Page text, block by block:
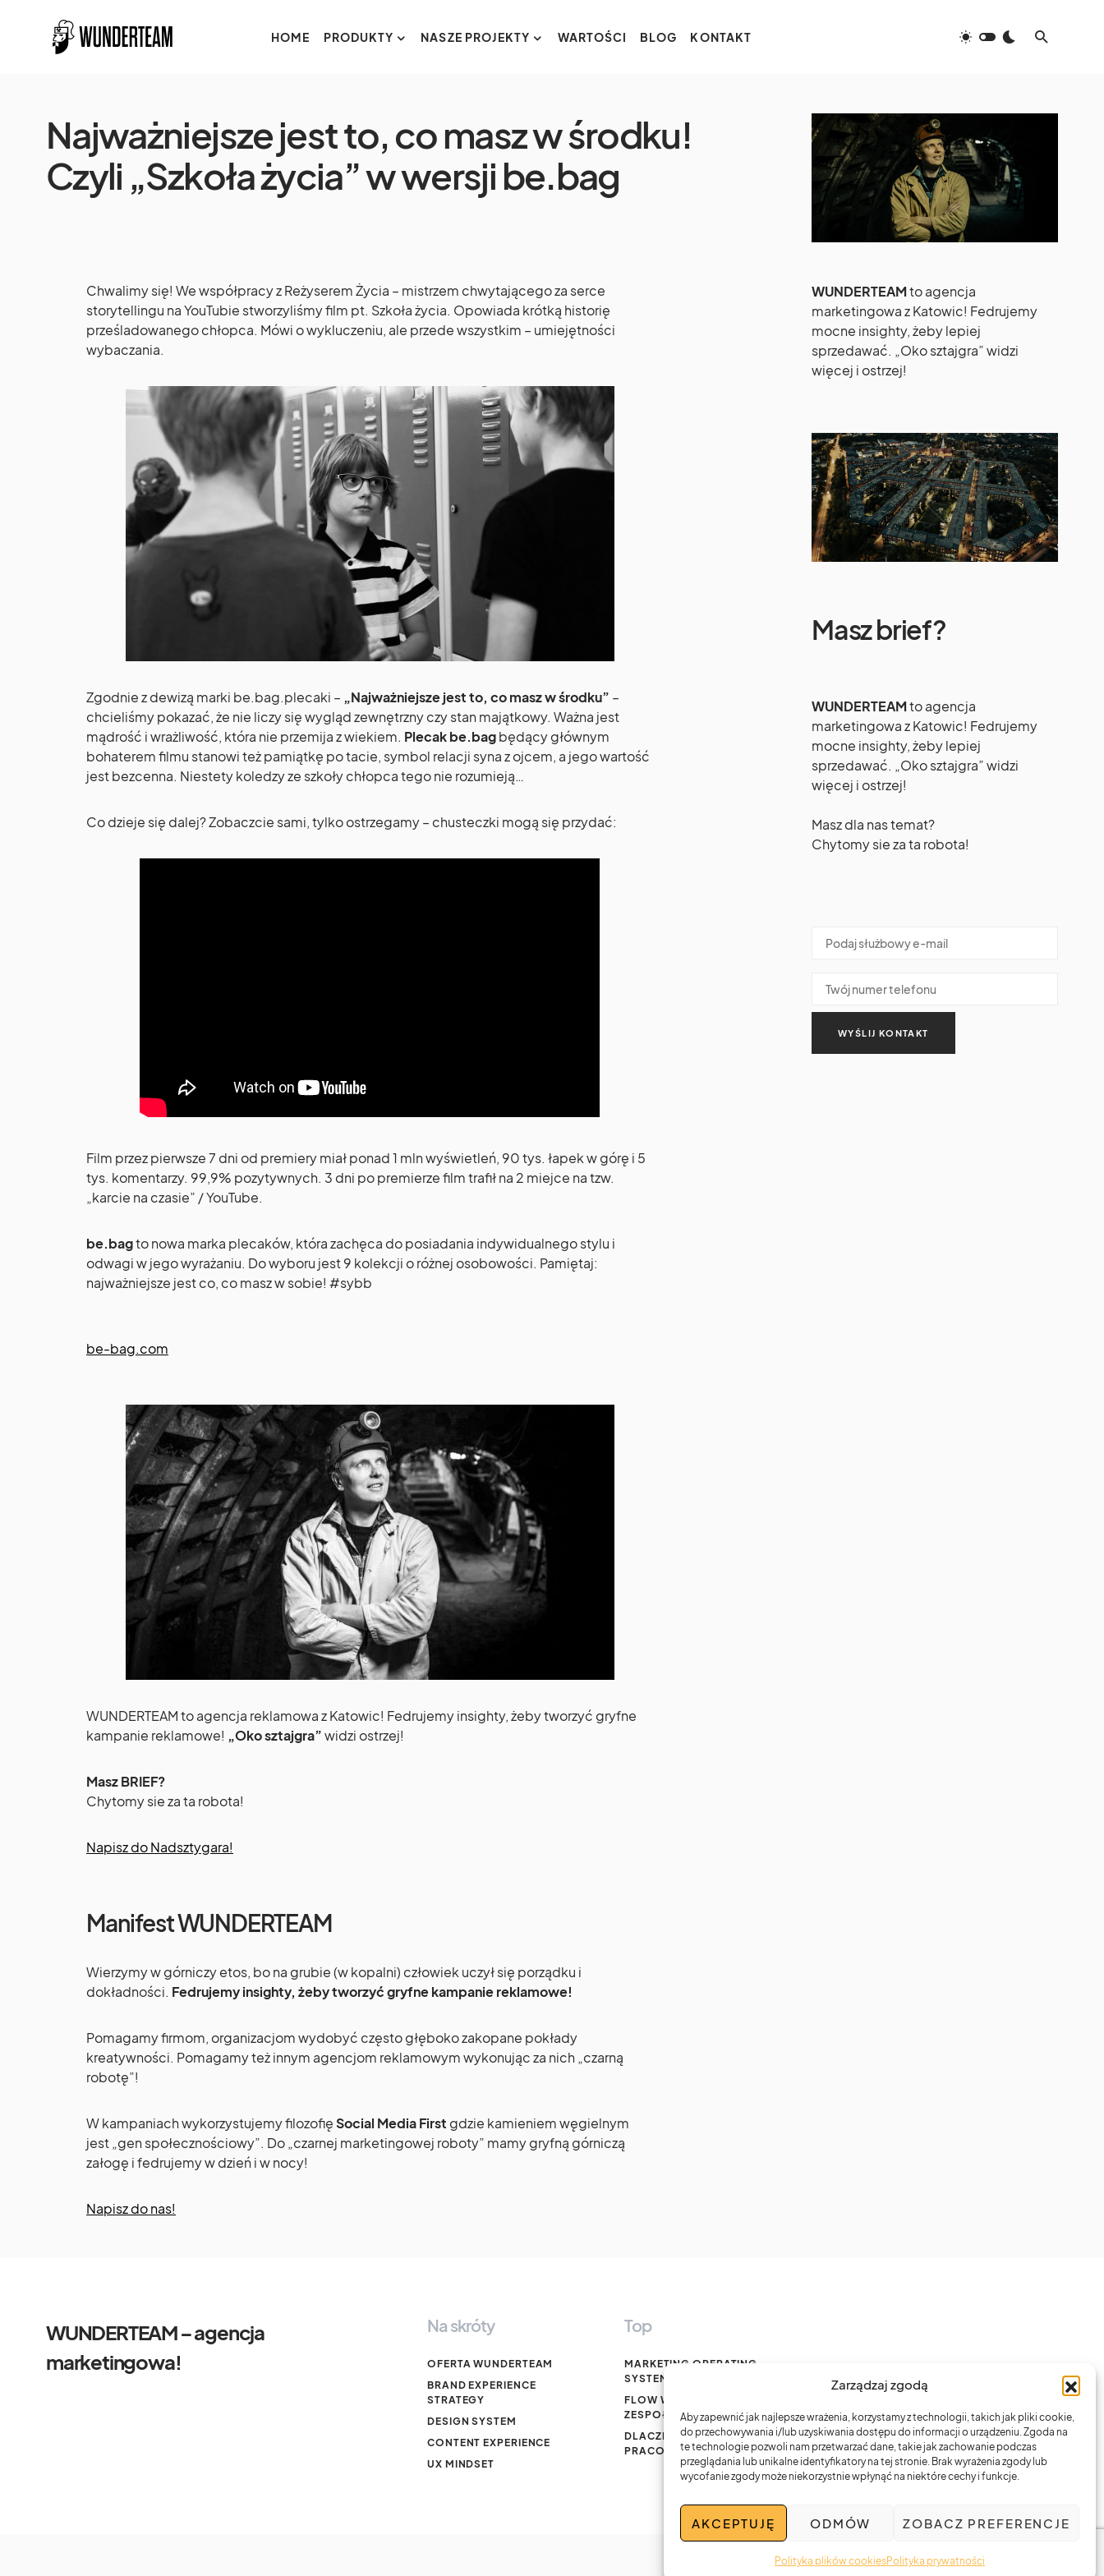
Zarządzaj zgodą
Aby zapewnić jak najlepsze wrażenia, korzystamy z technologii, takich jak pliki cookie,
do przechowywania i/lub uzyskiwania dostępu do informacji o urządzeniu. Zgoda na
te technologie pozwoli nam przetwarzać dane, takie jak zachowanie podczas
przeglądania lub unikalne identyfikatory na tej stronie. Brak wyrażenia zgody lub
wycofanie zgody może niekorzystnie wpłynąć na niektóre cechy i funkcje.
AKCEPTUJĘ ODMÓW ZOBACZ PREFERENCJE
Polityka plików cookiesPolityka prywatności
HOME PRODUKTY NASZE PROJEKTY WARTOŚCI BLOG KONTAKT
Najważniejsze jest to, co masz w środku!
Czyli „Szkoła życia” w wersji be.bag
Chwalimy się! We współpracy z Reżyserem Życia – mistrzem chwytającego za serce
storytellingu na YouTubie stworzyliśmy film pt. Szkoła życia. Opowiada krótką historię
prześladowanego chłopca. Mówi o wykluczeniu, ale przede wszystkim – umiejętności
wybaczania.
Zgodnie z dewizą marki be.bag.plecaki – „Najważniejsze jest to, co masz w środku” –
chcieliśmy pokazać, że nie liczy się wygląd zewnętrzny czy stan majątkowy. Ważna jest
mądrość i wrażliwość, która nie przemija z wiekiem. Plecak be.bagbędący głównym
bohaterem filmu stanowi też pamiątkę po tacie, symbol relacji syna z ojcem, a jego wartość
jest bezcenna. Niestety koledzy ze szkoły chłopca tego nie rozumieją…
Co dzieje się dalej? Zobaczcie sami, tylko ostrzegamy – chusteczki mogą się przydać:
Film przez pierwsze 7 dni od premiery miał ponad 1 mln wyświetleń, 90 tys. łapek w górę i 5
tys. komentarzy. 99,9% pozytywnych. 3 dni po premierze film trafił na 2 miejce na tzw.
„karcie na czasie” / YouTube.
be.bagto nowa marka plecaków, która zachęca do posiadania indywidualnego stylu i
odwagi w jego wyrażaniu. Do wyboru jest 9 kolekcji o różnej osobowości. Pamiętaj:
najważniejsze jest co, co masz w sobie! #sybb
be-bag.com
WUNDERTEAM to agencja reklamowa z Katowic! Fedrujemy insighty, żeby tworzyć gryfne
kampanie reklamowe! „Oko sztajgra”widzi ostrzej!
Masz BRIEF?
Chytomy sie za ta robota!
Napisz do Nadsztygara!
Manifest WUNDERTEAM
Wierzymy w górniczy etos, bo na grubie (w kopalni) człowiek uczył się porządku i
dokładności. Fedrujemy insighty, żeby tworzyć gryfne kampanie reklamowe!
Pomagamy firmom, organizacjom wydobyć często głęboko zakopane pokłady
kreatywności. Pomagamy też innym agencjom reklamowym wykonując za nich „czarną
robotę”!
W kampaniach wykorzystujemy filozofięSocial Media First gdzie kamieniem węgielnym
jest „gen społecznościowy”. Do „czarnej marketingowej roboty” mamy gryfną górniczą
załogę i fedrujemy w dzień i w nocy!
Napisz do nas!
WUNDERTEAMto agencja
marketingowa z Katowic! Fedrujemy
mocne insighty, żeby lepiej
sprzedawać. „Oko sztajgra” widzi
więcej i ostrzej!
Masz brief?
WUNDERTEAMto agencja
marketingowa z Katowic! Fedrujemy
mocne insighty, żeby lepiej
sprzedawać. „Oko sztajgra” widzi
więcej i ostrzej!
Masz dla nas temat?
Chytomy sie za ta robota!
WUNDERTEAM – agencja
marketingowa!
Na skróty
OFERTA WUNDERTEAM
BRAND EXPERIENCE
STRATEGY
DESIGN SYSTEM
CONTENT EXPERIENCE
UX MINDSET
Top
MARKETING OPERATING
SYSTEM
FLOW W PRACY
ZESPOŁOWEJ
DLACZEGO WARTO Z NAMI
PRACOWAĆ!
Produkty nasze projekty Wartości blog